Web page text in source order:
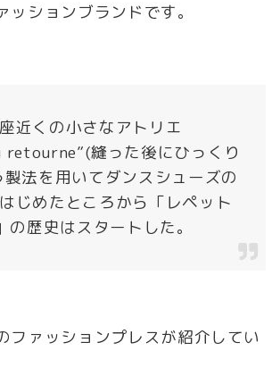
ッションブランドです。
近くの小さなアトリエ
retourne”(縫った後にひっくり
法を用いてダンスシューズの
じめたところから「レペット
歴史はスタートした。
ファッションプレスが紹介してい